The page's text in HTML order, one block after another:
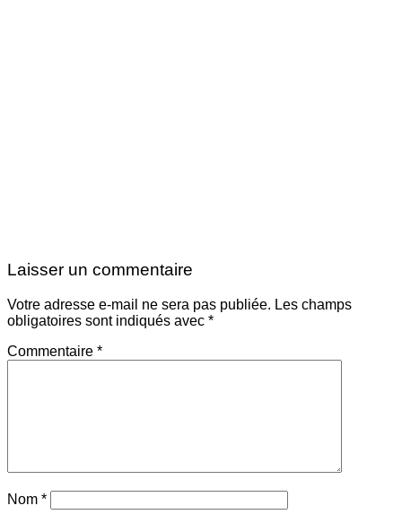
Laisser un commentaire
Votre adresse e-mail ne sera pas publiée. Les champs
obligatoires sont indiqués avec *
Commentaire *
Nom *